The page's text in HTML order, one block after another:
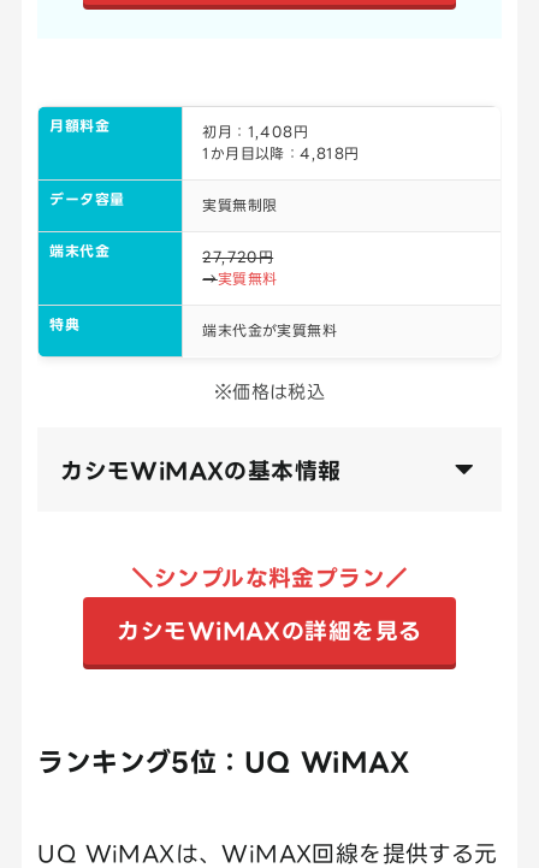
月額料金
初月：1,408円
1か月目以降：4,818円
データ容量 実質無制限
端末代金
27,720円
→実質無料
特典 端末代金が実質無料
※価格は税込
カシモWiMAXの基本情報
＼シンプルな料金プラン／
カシモWiMAXの詳細を見る
ランキング5位：UQ WiMAX
UQ WiMAXは、WiMAX回線を提供する元